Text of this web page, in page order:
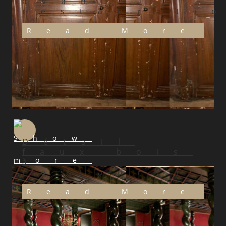
Read More
Détail
à
restaurer
Read More